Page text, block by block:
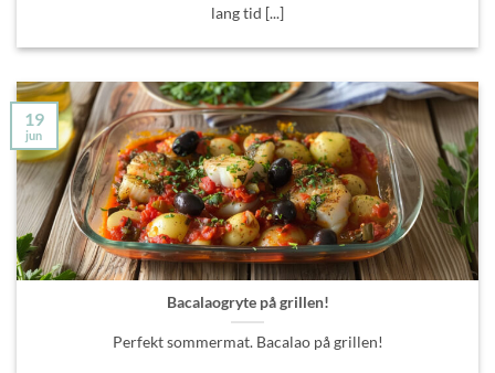
lang tid [...]
Bacalaogryte på grillen!
Perfekt sommermat. Bacalao på grillen!
19
jun